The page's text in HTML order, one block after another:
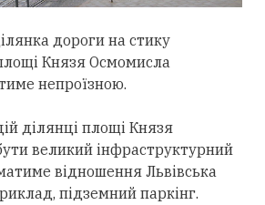
дороги на стику
Князя Осмомисла
непроїзною.
ділянці площі Князя
великий інфраструктурний
відношення Львівська
підземний паркінг.